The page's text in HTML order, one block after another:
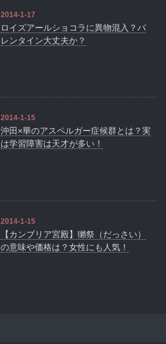
2014-1-17
ロイズアールショコラに異物混入？バ
レンタイン大丈夫か？
2014-1-15
沖田×華のアスペルガー症候群とは？実
は学習障害は天才が多い！
2014-1-15
【カンブリア宮殿】獺祭（だっさい）
の意味や価格は？女性にも人気！